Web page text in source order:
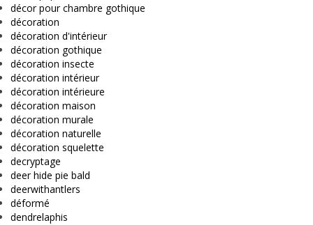
décor pour chambre gothique
décoration
décoration d'intérieur
décoration gothique
décoration insecte
décoration intérieur
décoration intérieure
décoration maison
décoration murale
décoration naturelle
décoration squelette
decryptage
deer hide pie bald
deerwithantlers
déformé
dendrelaphis